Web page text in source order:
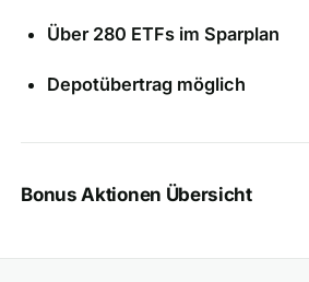
Über 280 ETFs im Sparplan
Depotübertrag möglich
Bonus Aktionen Übersicht